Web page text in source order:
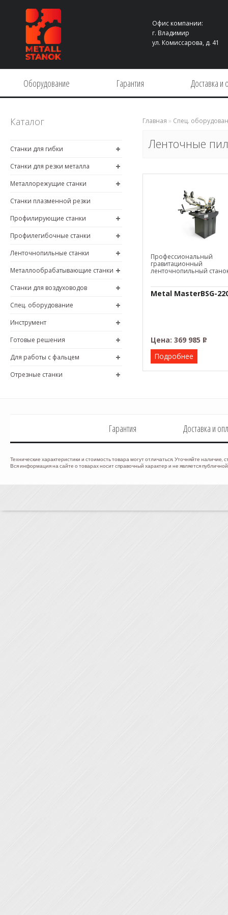
Офис компании:
г. Владимир
ул. Комиссарова, д. 41
Оборудование Гарантия Доставка и
Каталог
Станки для гибки
Станки для резки металла
Металлорежущие станки
Станки плазменной резки
Профилирующие станки
Профилегибочные станки
Ленточнопильные станки
Металлообрабатывающие станки
Станки для воздуховодов
Спец. оборудование
Инструмент
Готовые решения
Для работы с фальцем
Отрезные станки
Главная » Спец.
Ленточные
Профессиональный
гравитационный
ленточнопильный
Metal MasterBSG-
Цена: 369 985 Р
–
Подробнее
Гарантия Доставка и
Технические характеристики и стоимость товара могут отличаться. Уточняйте наличие,
Вся информация на сайте о товарах носит справочный характер и не является